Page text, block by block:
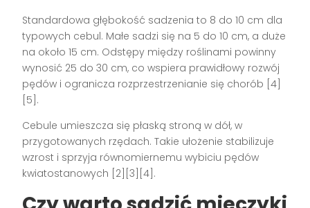
Standardowa głębokość sadzenia to 8 do 10 cm dla
typowych cebul. Małe sadzi się na 5 do 10 cm, a duże
na około 15 cm. Odstępy między roślinami powinny
wynosić 25 do 30 cm, co wspiera prawidłowy rozwój
pędów i ogranicza rozprzestrzenianie się chorób [4]
[5].
Cebule umieszcza się płaską stroną w dół, w
przygotowanych rzędach. Takie ułożenie stabilizuje
wzrost i sprzyja równomiernemu wybiciu pędów
kwiatostanowych [2][3][4].